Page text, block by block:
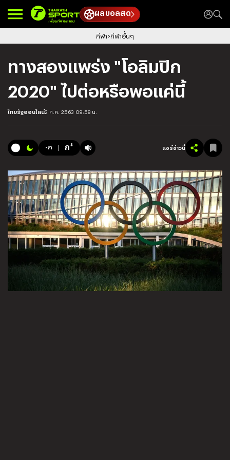
ผลบอลสด
กีฬา กีฬาอื่นๆ
ทางสองแพร่ง "โอลิมปิก
2020" ไปต่อหรือพอแค่นี้
ไทยรัฐออนไลน์2 ก.ค. 2563 09:58 น.
-ก ก+ แชร์ข่าวนี้